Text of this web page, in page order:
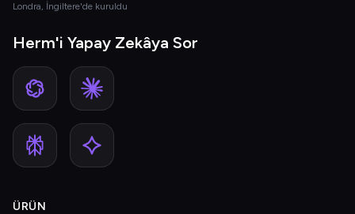
Londra, İngiltere'de kuruldu
Herm'i Yapay Zekâya Sor
ÜRÜN